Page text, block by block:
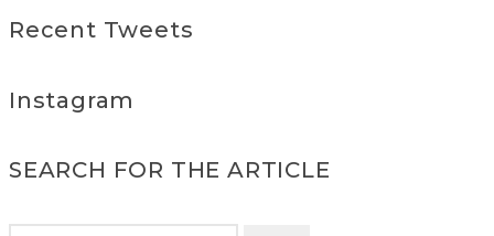
Recent Tweets
Instagram
SEARCH FOR THE ARTICLE